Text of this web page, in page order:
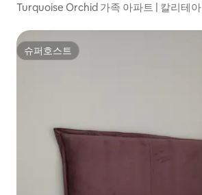
Turquoise Orchid 가족 아파트 | 칼리테아
슈퍼호스트
슈퍼호스트